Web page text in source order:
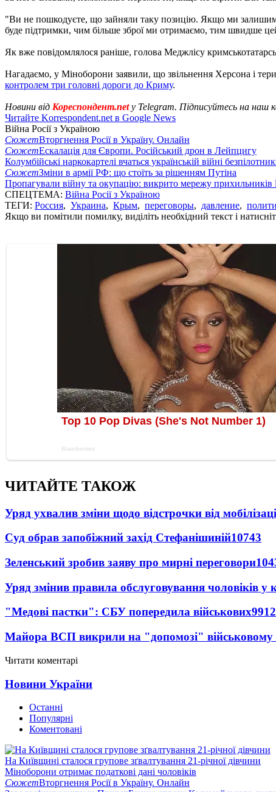
"Ви не пошкодуєте, що зайняли таку позицію. Якщо ми
буде підтримки, чим більше зброї ми отримаємо, тим швидше
Як вже повідомлялося раніше, голова Меджлісу
Нагадаємо, у Міноборони заявили, що звільнення Херсона і
контролем три головні дороги до Криму.
Новини від Кореспондент.netу Telegram. Підписуйтесь на наш
Читайте Korrespondent.net в Google News
Війна Росії з Україною
СюжетВторгнення Росії в Україну. Онлайн
СюжетЕскалація для Європи. Російський дрон в Лейпцигу
Колумбійські наркокартелі вчаться українській війні
СюжетЗміни в армії РФ: що стоїть за рішенням Путіна
Пропагували війну та окупацію: викрито мережу
СПЕЦТЕМА: Війна Росії з Україною
ТЕГИ: Россия, Украина, Крым, переговоры, давление,
Якщо ви помітили помилку, виділіть необхідний текст і
ЧИТАЙТЕ ТАКОЖ
Уряд ухвалив зміни щодо відстрочки від
Суд обрав запобіжний захід Стефанішиній10743
Зеленський зробив заяву про мирні переговори
Уряд змінив правила обслуговування чоловіків у
"Медові пастки": СБУ попередила військових9912
Майора ВСП викрили на "допомозі"
Читати коментарі
Новини України
Останні
Популярні
Коментовані
На Київщині сталося групове зґвалтування 21-річної дівчини
Міноборони отримає податкові дані чоловіків
СюжетВторгнення Росії в Україну. Онлайн